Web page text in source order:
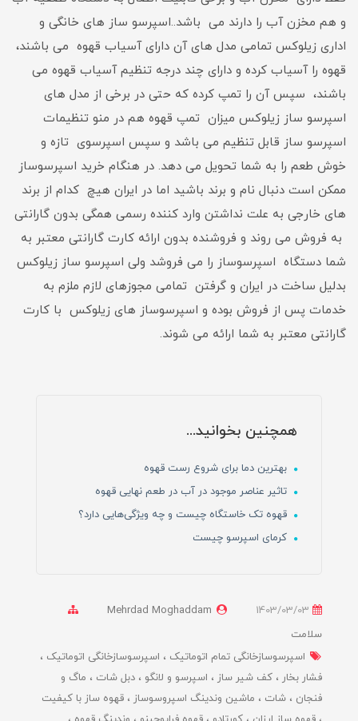
و هم مخزن آب را دارند می باشد..اسپرسو ساز های خانگی و
اداری زیلوکس تمامی مدل های آن دارای آسیاب قهوه می باشند،
قهوه را آسیاب کرده و دارای چند درجه تنظیم آسیاب قهوه می
باشند، سپس آن را تمپ کرده که حتی در برخی از مدل های
اسپرسو ساز زیلوکس میزان تمپ قهوه هم در منو تنظیمات
اسپرسو ساز قابل تنظیم می باشد و سپس اسپرسوی تازه و
خوش طعم را به شما تحویل می دهد. در هنگام خرید اسپرسوساز
ممکن است دنبال نام و برند باشید اما در ایران هیچ کدام از برند
های خارجی به علت نداشتن وارد کننده رسمی همگی بدون گارانتی
به فروش می روند و فروشنده بدون ارائه کارت گارانتی معتبر به
شما دستگاه اسپرسوساز را می فروشد ولی اسپرسو ساز زیلوکس
بدلیل ساخت در ایران و گرفتن تمامی مجوزهای لازم ملزم به
خدمات پس از فروش بوده و اسپرسوساز های زیلوکس با کارت
گارانتی معتبر به شما ارائه می شوند.
همچنین بخوانید...
بهترین دما برای شروع رست قهوه
تاثیر عناصر موجود در آب در طعم نهایی قهوه‌
قهوه تک خاستگاه چیست و چه ویژگی‌هایی دارد؟
کرمای اسپرسو چیست
Mehrdad Moghaddam
سلامت
اسپرسوسازخانگی تمام اتوماتیک
اسپرسوسازخانگی اتوماتیک
فشار بخار
کف شیر ساز اسپرسو و لانگو دبل شات
ماگ و
فنجان
شات ماشین وندینگ اسپروسوساز
قهوه ساز با کیفیت